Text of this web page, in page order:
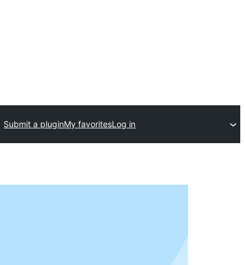
Submit a pluginMy favoritesLog in